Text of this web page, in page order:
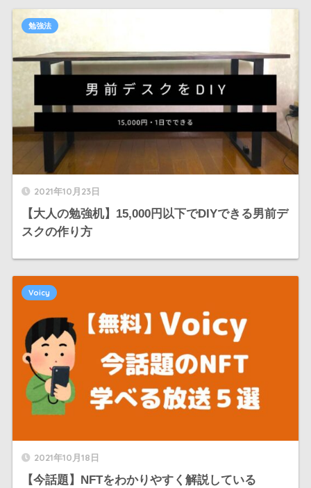
2021年10月23日
【大人の勉強机】15,000円以下でDIYできる男前デ
スクの作り方
勉強法
2021年10月18日
【今話題】NFTをわかりやすく解説している
Voicy